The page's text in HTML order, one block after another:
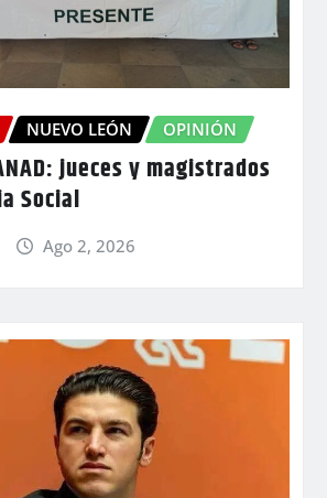
NUEVO LEÓN OPINIÓN
jueces y magistrados
Social
Ago 2, 2026